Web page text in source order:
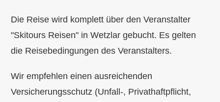
Die Reise wird komplett über den Veranstalter
"Skitours Reisen" in Wetzlar gebucht. Es gelten
die Reisebedingungen des Veranstalters.
Wir empfehlen einen ausreichenden
Versicherungsschutz (Unfall-, Privathaftpflicht,